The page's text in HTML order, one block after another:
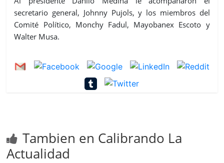
secretario general, Johnny Pujols, y los miembros del
Comité Político, Monchy Fadul, Mayobanex Escoto y
Walter Musa.
Tambien en Calibrando La
Actualidad